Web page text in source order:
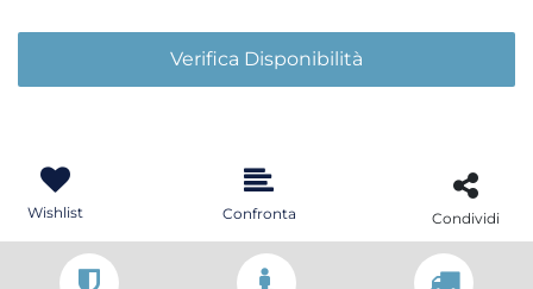
Verifica Disponibilità
Wishlist Confronta Condividi